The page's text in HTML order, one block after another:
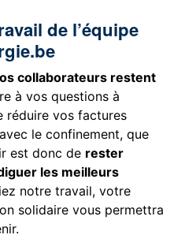
de l’équipe
collaborateurs restent
à vos questions à
réduire vos factures
le confinement, que
est donc de rester
les meilleurs
notre travail, votre
solidaire vous permettra